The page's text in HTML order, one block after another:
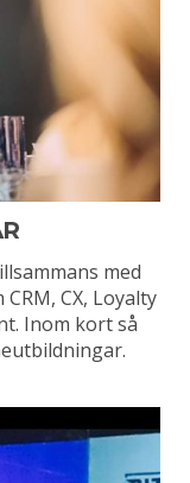
med
CX, Loyalty
Inom kort så